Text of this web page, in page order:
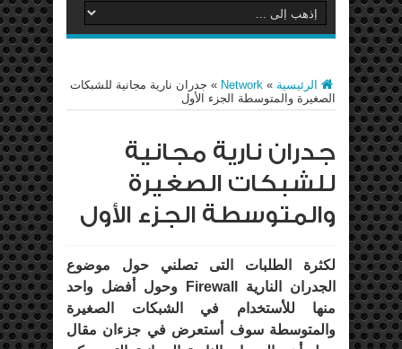
الرئيسية »
Network
» جدران نارية مجانية للشبكات
الصغيرة والمتوسطة الجزء الأول
جدران نارية مجانية
للشبكات الصغيرة
والمتوسطة الجزء الأول
لكثرة الطلبات التى تصلني حول موضوع
الجدران النارية Firewall وحول أفضل واحد
منها للأستخدام في الشبكات الصغيرة
والمتوسطة سوف أستعرض في جزءان مقال